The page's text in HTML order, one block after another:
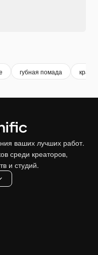
губная помада
ваших лучших работ.
среди креаторов,
и студий.